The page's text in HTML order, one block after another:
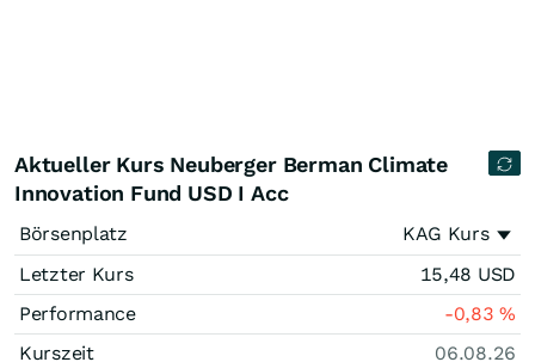
Aktueller Kurs Neuberger Berman Climate
Innovation Fund USD I Acc
Börsenplatz
KAG Kurs
Letzter Kurs
15,48 USD
Performance
-0,83%
Kurszeit
06.08.26